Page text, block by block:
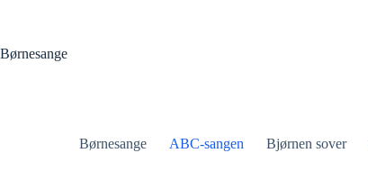
Børnesange
Børnesange ABC-sangen Bjørnen sover